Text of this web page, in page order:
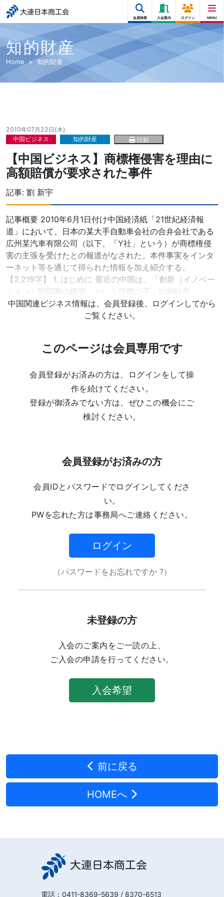
大連日本商工会
会員検索 入会案内 ログイン MENU
知的財産
Home 知的財産
2010年07月22日(木)
中国ビジネス
知的財産 印刷
【中国ビジネス】商標権侵害を理由に
高額賠償が要求された事件
記事: 劉 新宇
記事概要 2010年6月1日付け中国経済紙「21世紀経済報
道」において、日本の某大手自動車会社の合弁会社である
広州某汽車有限公司（以下、「Y社」という）が商標権侵
害の主張を受けたとの報道がなされた。本件事実をインタ
ーネット等を通じて得られた情報を加え紹介する。
【2,219字】 1. はじめに 最近の中国は、「創新（イノベー
ション）型国家の構築」という目標の下、知的財産……
中国関連ビジネス情報は、会員登録後、ログインしてから
ご覧ください。
このページは会員専用です
会員登録がお済みの方は、ログインをして操
作を続けてください。
登録が御済みでない方は、ぜひこの機会にご
検討ください。
会員登録がお済みの方
会員IDとパスワードでログインしてくださ
い。
PWを忘れた方は事務局へご連絡ください。
ログイン
（パスワードをお忘れですか ?）
未登録の方
入会のご案内をご一読の上、
ご入会の申請を行ってください。
入会希望
前に戻る
HOMEへ
大連日本商工会
電話： 0411-8369-5639 / 8370-6513